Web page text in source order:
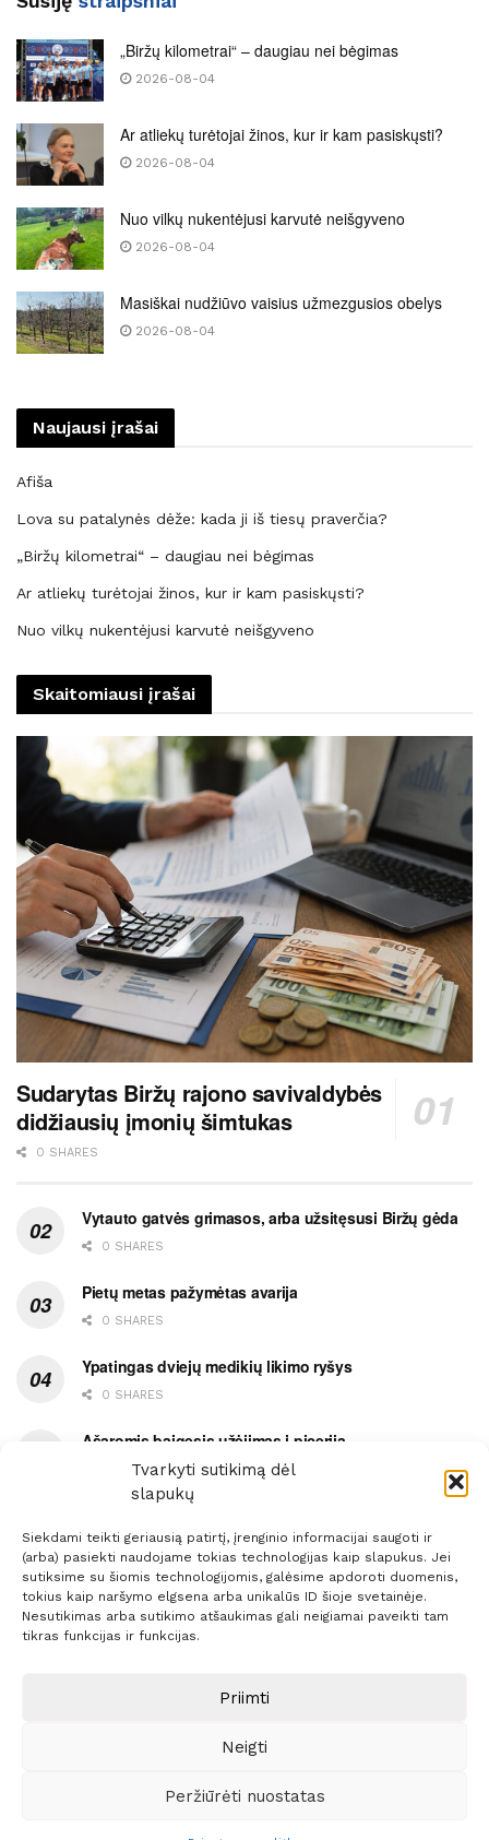
Tvarkyti sutikimą dėl
slapukų
Siekdami teikti geriausią patirtį, įrenginio informacijai saugoti ir
(arba) pasiekti naudojame tokias technologijas kaip slapukus. Jei
sutiksime su šiomis technologijomis, galėsime apdoroti duomenis,
tokius kaip naršymo elgsena arba unikalūs ID šioje svetainėje.
Nesutikimas arba sutikimo atšaukimas gali neigiamai paveikti tam
tikras funkcijas ir funkcijas.
Priimti
Neigti
Peržiūrėti nuostatas
„Biržų kilometrai“ – daugiau nei bėgimas
2026-08-04
Ar atliekų turėtojai žinos, kur ir kam pasiskųsti?
2026-08-04
Nuo vilkų nukentėjusi karvutė neišgyveno
2026-08-04
Masiškai nudžiūvo vaisius užmezgusios obelys
2026-08-04
Naujausi įrašai
Afiša
Lova su patalynės dėže: kada ji iš tiesų praverčia?
„Biržų kilometrai“ – daugiau nei bėgimas
Ar atliekų turėtojai žinos, kur ir kam pasiskųsti?
Nuo vilkų nukentėjusi karvutė neišgyveno
Skaitomiausi įrašai
Sudarytas Biržų rajono savivaldybės
didžiausių įmonių šimtukas
0 SHARES
Vytauto gatvės grimasos, arba užsitęsusi Biržų gėda
0 SHARES
Pietų metas pažymėtas avarija
0 SHARES
Ypatingas dviejų medikių likimo ryšys
0 SHARES
Ašaromis baigęsis užėjimas į piceriją
0 SHARES
Prenumerata Reklama Taisyklės Kontaktai
© 2021 Visos teisės saugomos